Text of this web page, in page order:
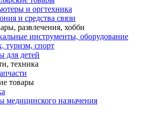
и оргтехника
и средства связи
развлечения, хобби
инструменты, оборудование
туризм, спорт
для детей
техника
товары
медицинского назначения